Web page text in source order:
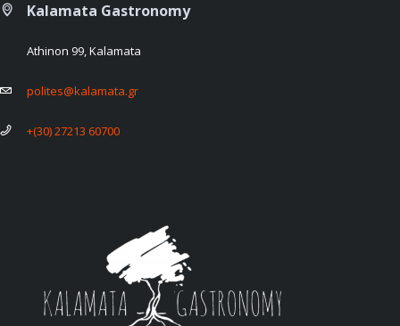
Kalamata Gastronomy
Athinon 99, Kalamata
polites@kalamata.gr
+(30) 27213 60700